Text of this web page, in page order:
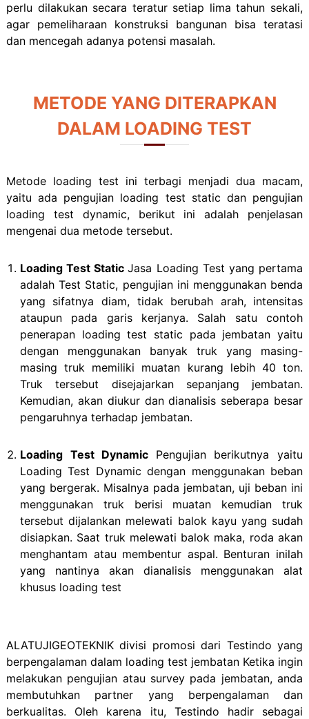
perlu dilakukan secara teratur setiap lima tahun sekali,
agar pemeliharaan konstruksi bangunan bisa teratasi
dan mencegah adanya potensi masalah.
METODE YANG DITERAPKAN
DALAM LOADING TEST
Metode loading test ini terbagi menjadi dua macam,
yaitu ada pengujian loading test static dan pengujian
loading test dynamic, berikut ini adalah penjelasan
mengenai dua metode tersebut.
Loading Test StaticJasa Loading Test yang pertama
adalah Test Static, pengujian ini menggunakan benda
yang sifatnya diam, tidak berubah arah, intensitas
ataupun pada garis kerjanya. Salah satu contoh
penerapan loading test static pada jembatan yaitu
dengan menggunakan banyak truk yang masing-
masing truk memiliki muatan kurang lebih 40 ton.
Truk tersebut disejajarkan sepanjang jembatan.
Kemudian, akan diukur dan dianalisis seberapa besar
pengaruhnya terhadap jembatan.
Loading Test Dynamic Pengujian berikutnya yaitu
Loading Test Dynamic dengan menggunakan beban
yang bergerak. Misalnya pada jembatan, uji beban ini
menggunakan truk berisi muatan kemudian truk
tersebut dijalankan melewati balok kayu yang sudah
disiapkan. Saat truk melewati balok maka, roda akan
menghantam atau membentur aspal. Benturan inilah
yang nantinya akan dianalisis menggunakan alat
khusus loading test
ALATUJIGEOTEKNIK divisi promosi dari Testindo yang
berpengalaman dalam loading test jembatan Ketika ingin
melakukan pengujian atau survey pada jembatan, anda
membutuhkan partner yang berpengalaman dan
berkualitas. Oleh karena itu, Testindo hadir sebagai